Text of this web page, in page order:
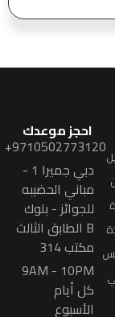
احجز موعدك
9710502773120+
دبي جميرا 1 -
مباني الحضيبه
للجوائز - بلوك
B الطابق الثالث
مكتب 314
9AM - 10PM
كل أيام
الأسبوع